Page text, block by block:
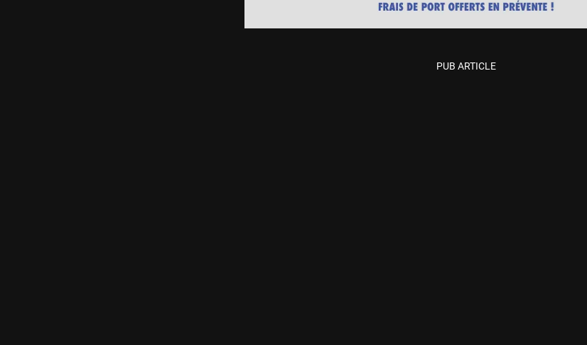
PUB ARTICLE